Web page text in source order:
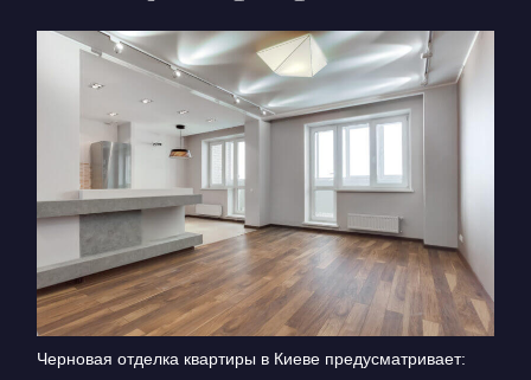
Черновая отделка квартиры в Киеве предусматривает: